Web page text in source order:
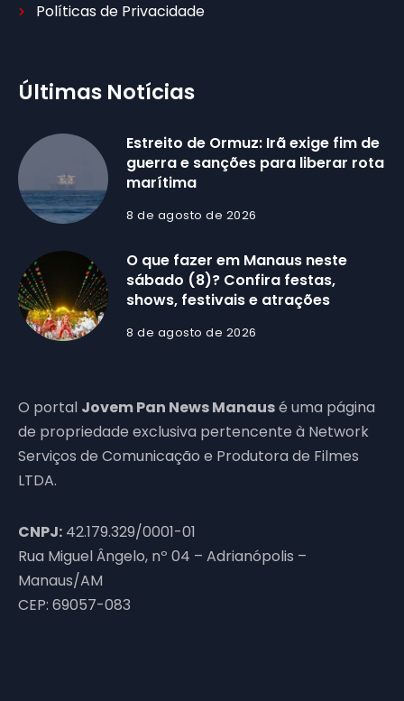
Políticas de Privacidade
Últimas Notícias
Estreito de Ormuz: Irã exige fim de
guerra e sanções para liberar rota
marítima
8 de agosto de 2026
O que fazer em Manaus neste
sábado (8)? Confira festas,
shows, festivais e atrações
8 de agosto de 2026
O portal Jovem Pan News Manausé uma página
de propriedade exclusiva pertencente à Network
Serviços de Comunicação e Produtora de Filmes
LTDA.
CNPJ: 42.179.329/0001-01
Rua Miguel Ângelo, nº 04 – Adrianópolis –
Manaus/AM
CEP: 69057-083